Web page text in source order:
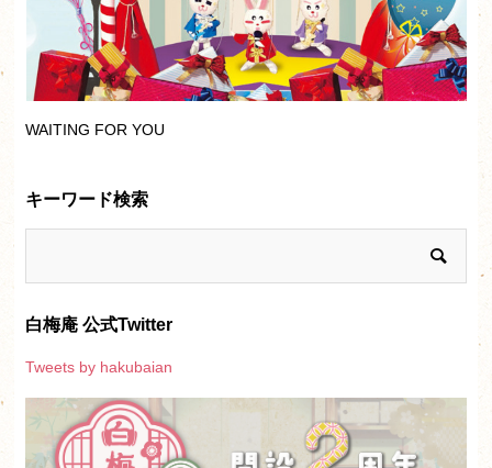
WAITING FOR YOU
キーワード検索
白梅庵 公式Twitter
Tweets by hakubaian